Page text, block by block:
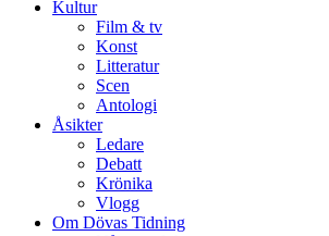
Kultur
Film & tv
Konst
Litteratur
Scen
Antologi
Åsikter
Ledare
Debatt
Krönika
Vlogg
Om Dövas Tidning